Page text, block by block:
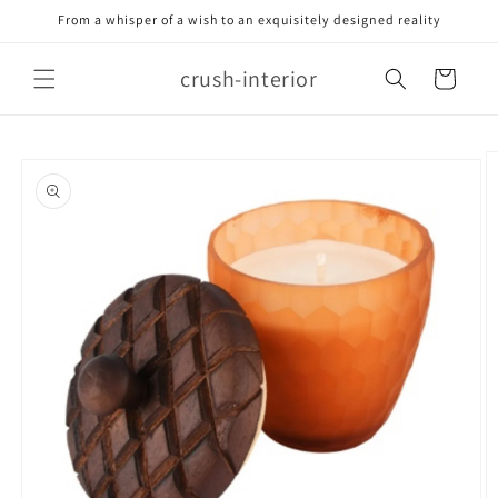
naar de
From a whisper of a wish to an exquisitely designed reality
crush-interior Winkelwagen